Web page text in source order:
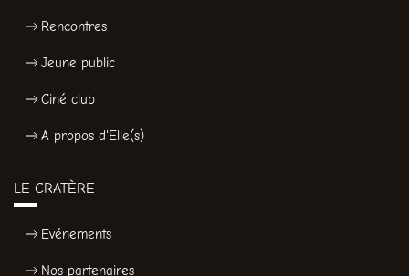
Rencontres
Jeune public
Ciné club
A propos d'Elle(s)
LE CRATÈRE
Evénements
Nos partenaires